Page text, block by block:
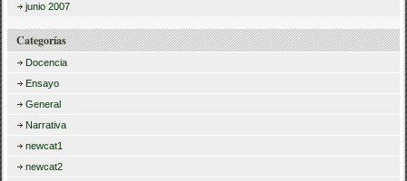
junio 2007
Categorías
Docencia
Ensayo
General
Narrativa
newcat1
newcat2